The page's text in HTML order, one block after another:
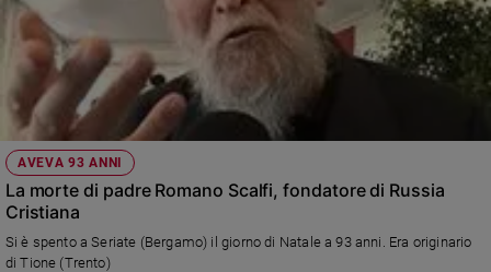
AVEVA 93 ANNI
La morte di padre Romano Scalfi, fondatore di Russia
Cristiana
Si è spento a Seriate (Bergamo) il giorno di Natale a 93 anni. Era originario
di Tione (Trento)